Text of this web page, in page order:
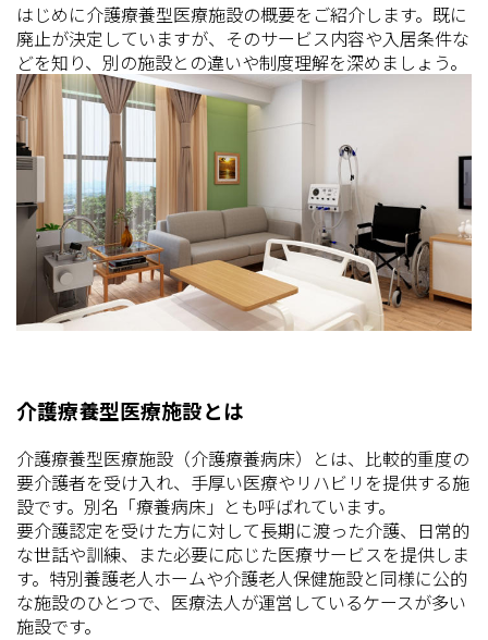
はじめに介護療養型医療施設の概要をご紹介します。既に
廃止が決定していますが、そのサービス内容や入居条件な
どを知り、別の施設との違いや制度理解を深めましょう。
介護療養型医療施設とは
介護療養型医療施設（介護療養病床）とは、比較的重度の
要介護者を受け入れ、手厚い医療やリハビリを提供する施
設です。別名「療養病床」とも呼ばれています。
要介護認定を受けた方に対して長期に渡った介護、日常的
な世話や訓練、また必要に応じた医療サービスを提供しま
す。特別養護老人ホームや介護老人保健施設と同様に公的
な施設のひとつで、医療法人が運営しているケースが多い
施設です。